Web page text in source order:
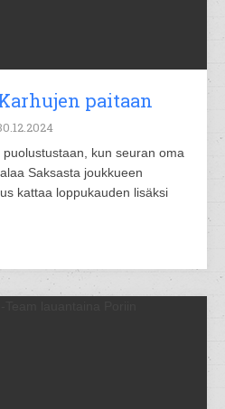
paitaan
kun seuran oma
Saksasta joukkueen
kattaa loppukauden lisäksi